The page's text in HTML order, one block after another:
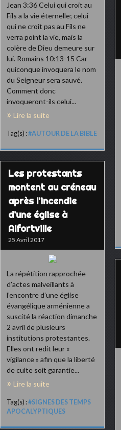
Jean 3:36 Celui qui croit au
Fils a la vie éternelle; celui
qui ne croit pas au Fils ne
verra point la vie, mais la
colère de Dieu demeure sur
lui. Romains 10:13-15 Car
quiconque invoquera le nom
du Seigneur sera sauvé.
Comment donc
invoqueront-ils celui...
Lire la suite
Tag(s) :#AUTOUR DE LA BIBLE
Les protestants
montent au créneau
après l’incendie
d’une église à
Alfortville
25 Avril 2017
La répétition rapprochée
d’actes malveillants à
l’encontre d’une église
évangélique arménienne a
suscité la réaction dimanche
2 avril de plusieurs
institutions protestantes.
Elles ont redit leur «
vigilance » afin que la liberté
de culte soit garantie...
Lire la suite
Tag(s) :#SIGNES DES TEMPS
APOCALYPTIQUES